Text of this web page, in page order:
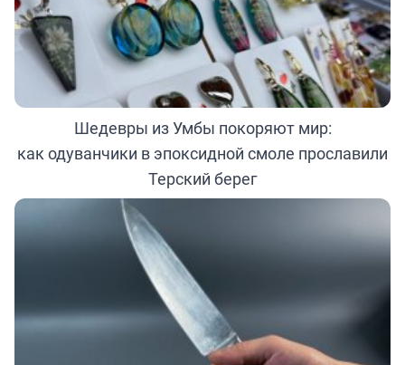
Шедевры из Умбы покоряют мир:
как одуванчики в эпоксидной смоле прославили
Терский берег